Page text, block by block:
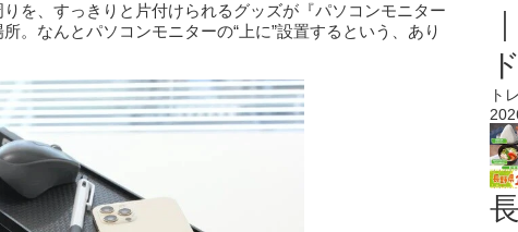
を、すっきりと片付けられるグッズが『パソコンモニター
。なんとパソコンモニターの“上に”設置するという、あり
ト